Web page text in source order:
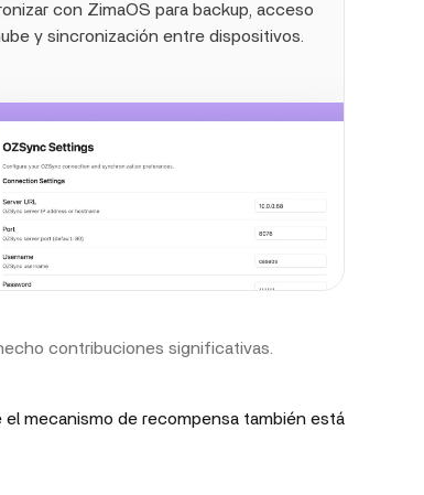
con ZimaOS para backup, acceso
y sincronización entre dispositivos.
contribuciones significativas.
mecanismo de recompensa también está